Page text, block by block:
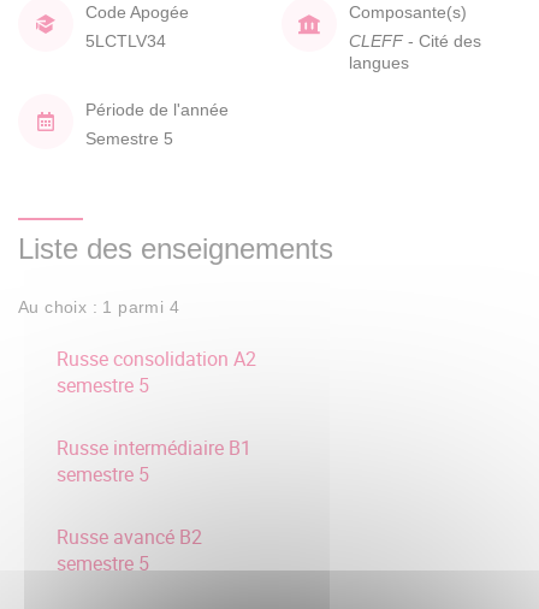
Code Apogée
5LCTLV34
Composante(s)
CLEFF - Cité des
langues
Période de l'année
Semestre 5
Liste des enseignements
Au choix : 1 parmi 4
Russe consolidation A2
semestre 5
Russe intermédiaire B1
semestre 5
Russe avancé B2
semestre 5